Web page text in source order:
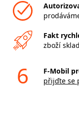
Fakt
zboží
6
F-Mobil
přijďte se